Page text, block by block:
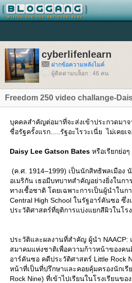
cyberlifenlearn
ฝากข้อความหลังไมค์
ผู้ติดตามบล็อก : 46 คน
Freedom 250 video challange-
บุคคลสำคัญต่อมาที่จะส่งเข้าประกวดมา
ชื่อรัฐครั้งแรก.....รัฐอะไรวะเนี่ย ไม่เคยเจ
Daisy Lee Gatson Bates หรือเรียกย่อ
(ค.ศ. 1914–1999) เป็นนักสิทธิพลเมือง
อเมริกัน เธอมีบทบาทสำคัญอย่างยิ่งในกา
ทางเชื้อชาติ โดยเฉพาะการเป็นผู้นำในก
Central High School ในรัฐอาร์คันซอ ซึ่
ประวัติศาสตร์ที่ยุติการแบ่งแยกสีผิวในโร
ประวัติและผลงานที่สำคัญ ผู้นำ NAACP:
สมาคมแห่งชาติเพื่อความก้าวหน้าของคน
อาร์คันซอ คดีประวัติศาสตร์ Little Rock
หน้าที่เป็นที่ปรึกษาและคอยคุ้มครองนักเรี
Rock Nine) ที่เข้าไปเรียนในโรงเรียนข